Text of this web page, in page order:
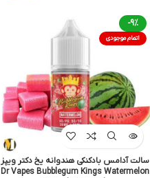
-9%
اتمام موجودی
سالت آدامس بادکنکی هندوانه یخ دکتر ویپز
Dr Vapes Bubblegum Kings Watermelon